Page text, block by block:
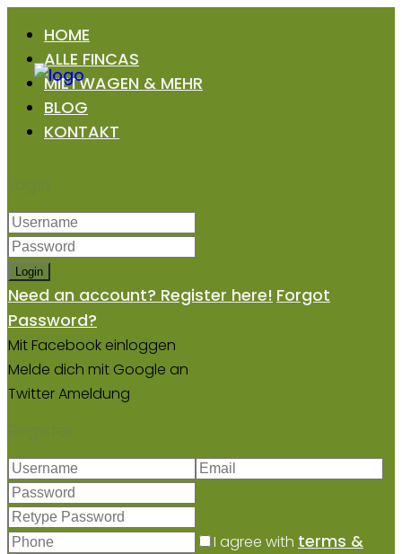
HOME
ALLE FINCAS
MIETWAGEN & MEHR
BLOG
KONTAKT
Login
Login
Need an account? Register here! Forgot
Password?
Mit Facebook einloggen
Melde dich mit Google an
Twitter Ameldung
Register
I agree with terms &